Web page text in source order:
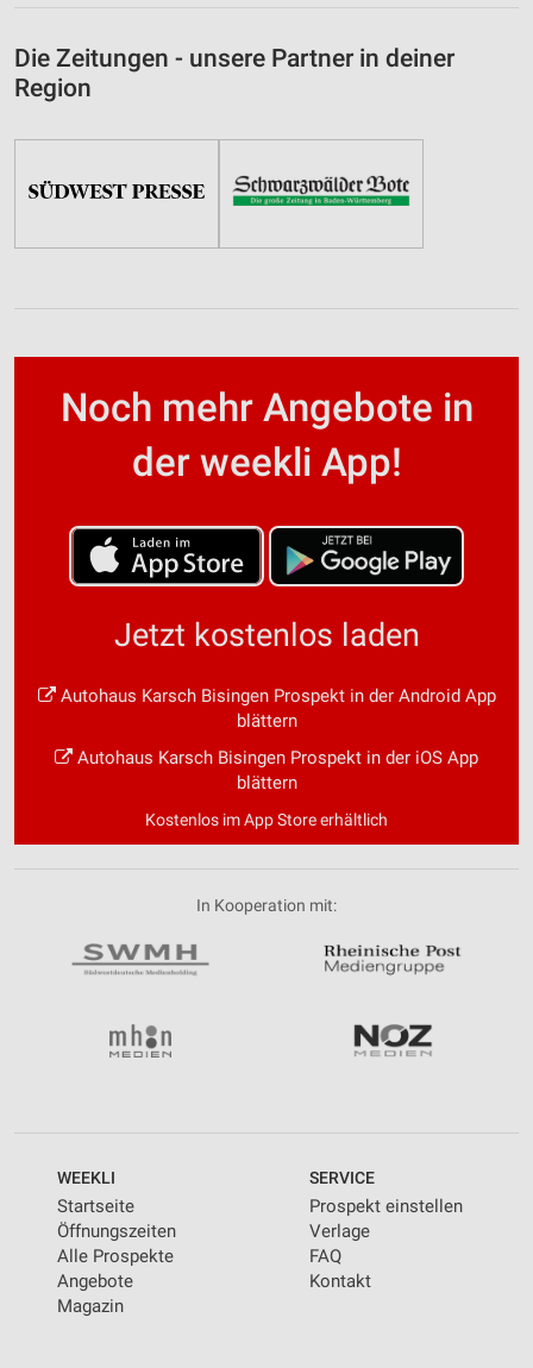
Die Zeitungen - unsere Partner in deiner
Region
Noch mehr Angebote in
der weekli App!
Jetzt kostenlos laden
Autohaus Karsch Bisingen Prospekt in der Android App
blättern
Autohaus Karsch Bisingen Prospekt in der iOS App
blättern
Kostenlos im App Store erhältlich
In Kooperation mit:
WEEKLI
Startseite
Öffnungszeiten
Alle Prospekte
Angebote
Magazin
SERVICE
Prospekt einstellen
Verlage
FAQ
Kontakt